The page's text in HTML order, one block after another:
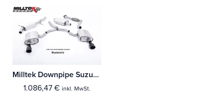
Milltek Downpipe Suzuki Swift Sport 1.4 BoosterJet (Ohne Hybrid und Ohne GPF/OPF)
1.086,47 € inkl. MwSt.